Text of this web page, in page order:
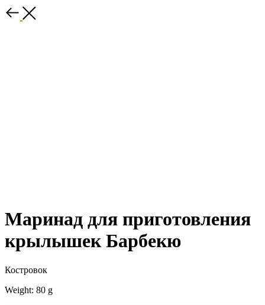
Маринад для приготовления
крылышек Барбекю
Костровок
Weight: 80 g